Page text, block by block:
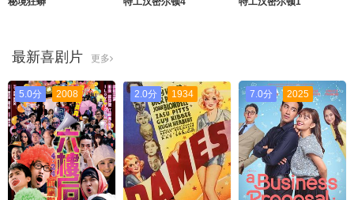
最新喜剧片 更多
5.0分 2008 2.0分 1934 7.0分 2025